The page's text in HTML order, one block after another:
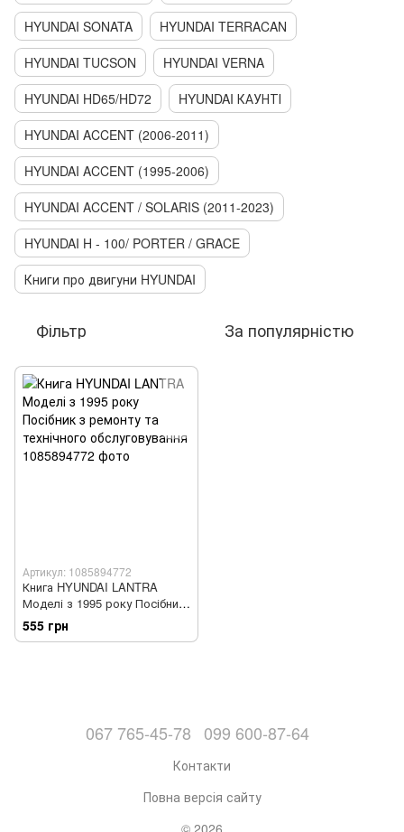
HYUNDAI SONATA
HYUNDAI TERRACAN
HYUNDAI TUCSON
HYUNDAI VERNA
HYUNDAI HD65/HD72
HYUNDAI КАУНТІ
HYUNDAI ACCENT (2006-2011)
HYUNDAI ACCENT (1995-2006)
HYUNDAI ACCENT / SOLARIS (2011-2023)
HYUNDAI H - 100/ PORTER / GRACE
Книги про двигуни HYUNDAI
Фільтр За популярністю
Артикул: 1085894772
Книга HYUNDAI LANTRA
Моделі з 1995 року Посібник
з ремонту та технічного
обслуговування
555 грн
067 765-45-78 099 600-87-64
Контакти
Повна версія сайту